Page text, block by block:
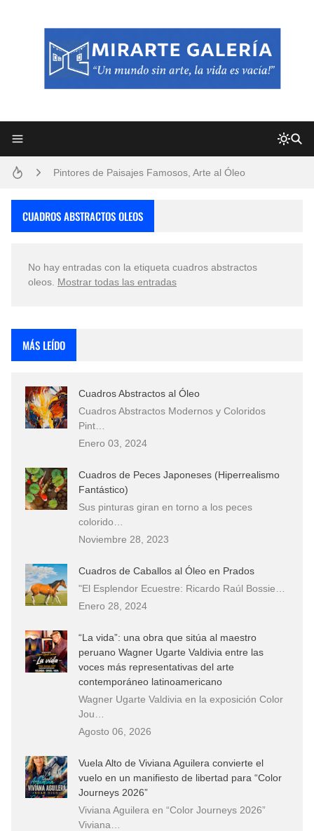
Pintores de Paisajes Famosos, Arte al Óleo
Que significan los cuadros de negras africanas?
El mundo del arte en pintura surrealista
CUADROS ABSTRACTOS OLEOS
No hay entradas con la etiqueta cuadros abstractos
oleos Mostrar todas las entradas
MÁS LEÍDO
Cuadros Abstractos al Óleo
Cuadros Abstractos Modernos y Coloridos
Pint…
Enero 03, 2024
Cuadros de Peces Japoneses (Hiperrealismo
Fantástico)
Sus pinturas giran en torno a los peces
colorido…
Noviembre 28, 2023
Cuadros de Caballos al Óleo en Prados
"El Esplendor Ecuestre: Ricardo Raúl Bossie…
Enero 28, 2024
“La vida”: una obra que sitúa al maestro
peruano Wagner Ugarte Valdivia entre las
voces más representativas del arte
contemporáneo latinoamericano
Wagner Ugarte Valdivia en la exposición Color
Jou…
Agosto 06, 2026
Vuela Alto de Viviana Aguilera convierte el
vuelo en un manifiesto de libertad para “Color
Journeys 2026”
Viviana Aguilera en “Color Journeys 2026”
Viviana…